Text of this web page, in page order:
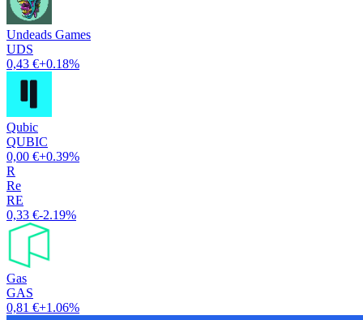
Undeads Games
UDS
0,43 €+0.18%
Qubic
QUBIC
0,00 €+0.39%
R
Re
RE
0,33 €-2.19%
Gas
GAS
0,81 €+1.06%